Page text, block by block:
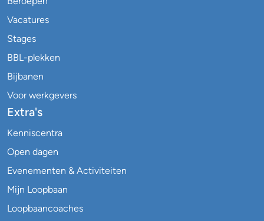
Vacatures
Stages
BBL-plekken
Bijbanen
Voor werkgevers
Extra's
Kenniscentra
Open dagen
Evenementen & Activiteiten
Mijn Loopbaan
Loopbaancoaches